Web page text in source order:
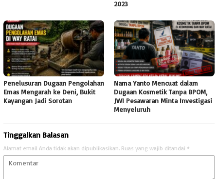
2023
Penelusuran Dugaan Pengolahan
Emas Mengarah ke Deni, Bukit
Kayangan Jadi Sorotan
Nama Yanto Mencuat dalam
Dugaan Kosmetik Tanpa BPOM,
JWI Pesawaran Minta Investigasi
Menyeluruh
Tinggalkan Balasan
Alamat email Anda tidak akan dipublikasikan. Ruas yang wajib ditandai *